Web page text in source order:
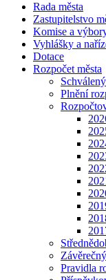
Rada města
Zastupitelstvo
Komise a
Vyhlášky a
Dotace
Rozpočet města
Plnění
Pravidla